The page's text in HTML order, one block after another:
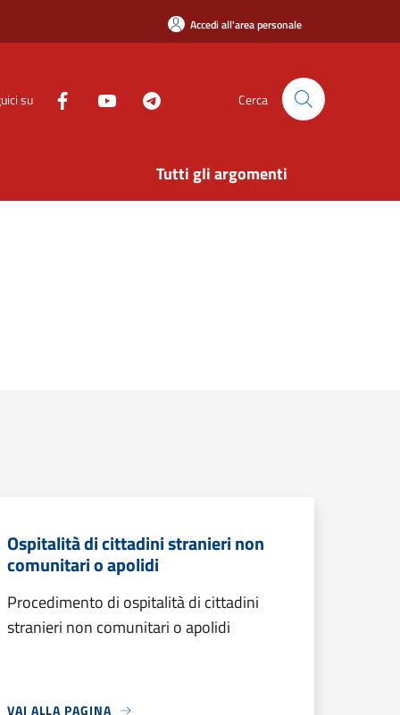
Accedi all'area personale
su Cerca
Tutti gli argomenti
Ospitalità di cittadini stranieri non
comunitari o apolidi
Procedimento di ospitalità di cittadini
stranieri non comunitari o apolidi
VAI ALLA PAGINA